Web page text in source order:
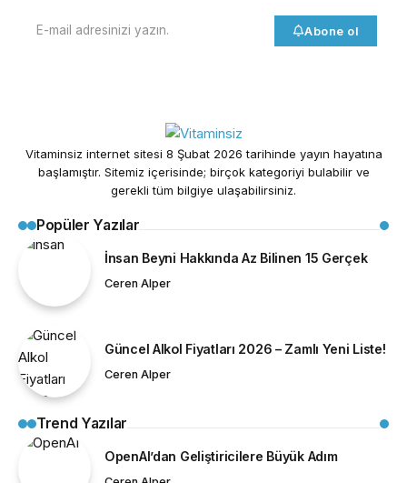
Abone ol
Vitaminsiz internet sitesi 8 Şubat 2026 tarihinde yayın hayatına
başlamıştır. Sitemiz içerisinde; birçok kategoriyi bulabilir ve
gerekli tüm bilgiye ulaşabilirsiniz.
Popüler Yazılar
İnsan Beyni Hakkında Az Bilinen 15 Gerçek
Ceren Alper
Güncel Alkol Fiyatları 2026 – Zamlı Yeni Liste!
Ceren Alper
Trend Yazılar
OpenAI’dan Geliştiricilere Büyük Adım